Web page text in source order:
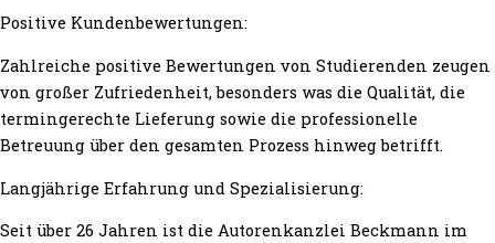
Positive Kundenbewertungen:
Zahlreiche positive Bewertungen von Studierenden zeugen
von großer Zufriedenheit, besonders was die Qualität, die
termingerechte Lieferung sowie die professionelle
Betreuung über den gesamten Prozess hinweg betrifft.
Langjährige Erfahrung und Spezialisierung:
Seit über 26 Jahren ist die Autorenkanzlei Beckmann im